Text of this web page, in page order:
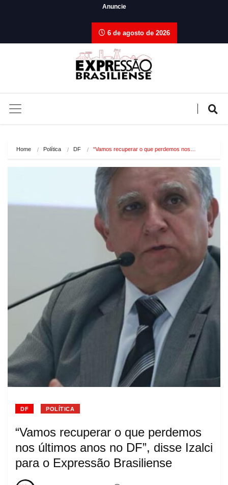
Anuncie
6 de agosto de 2026
Home Política DF “Vamos recuperar o que perdemos nos…
DF POLÍTICA
“Vamos recuperar o que perdemos
nos últimos anos no DF”, disse Izalci
para o Expressão Brasiliense